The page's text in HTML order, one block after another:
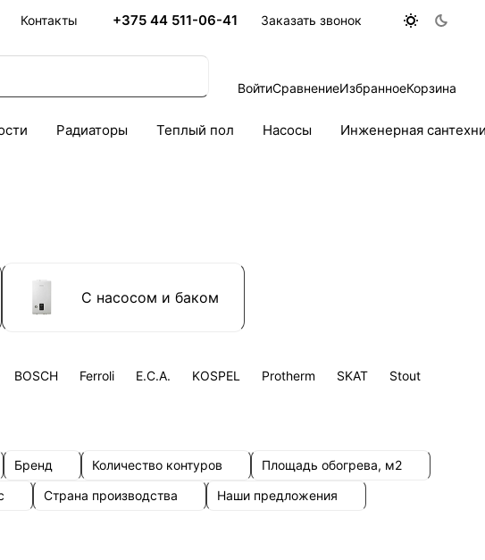
Контакты +375 44 511-06-41 Заказать звонок
ВойтиСравнениеИзбранноеКорзина
Радиаторы Теплый пол Насосы Инженерная
С насосом и баком
BOSCH Ferroli E.C.A. KOSPEL Protherm SKAT
Stout
Бренд Количество контуров
Площадь обогрева, м2
Страна производства
Наши предложения